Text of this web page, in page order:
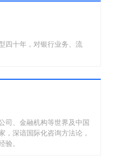
四十年，对银行业务、流
司、金融机构等世界及中国
，深谙国际化咨询方法论，
验。